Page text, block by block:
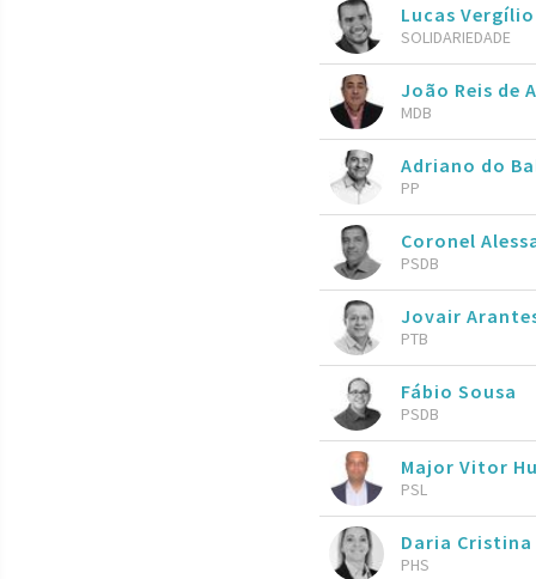
Lucas Vergílio
SOLIDARIEDADE
João Reis de
MDB
Adriano do
PP
Coronel
PSDB
Jovair
PTB
Fábio Sousa
PSDB
Major Vitor
PSL
Daria Cristina
PHS